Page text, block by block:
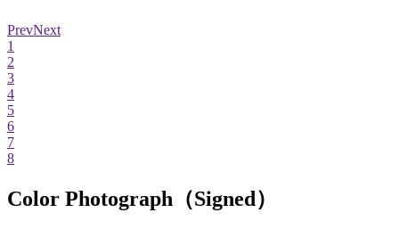
PrevNext
1
2
3
4
5
6
7
8
Color Photograph（Signed）